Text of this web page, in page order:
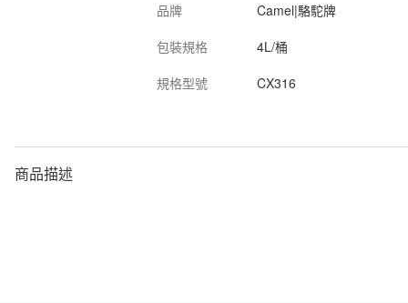
品牌
Camel|駱駝牌
包裝規格
4L/桶
規格型號
CX316
商品描述